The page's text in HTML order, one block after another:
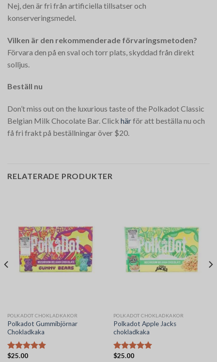
Nej, den är fri från artificiella tillsatser och
konserveringsmedel.
Vilken är den rekommenderade förvaringsmetoden?
Förvara den på en sval och torr plats, skyddad från direkt
solljus.
Beställ nu
Don’t miss out on the luxurious taste of the Polkadot Classic
Belgian Milk Chocolate Bar. Click härför att beställa nu och
få fri frakt på beställningar över $20.
RELATERADE PRODUKTER
POLKADOT CHOKLADKAKOR
Polkadot Gummibjörnar
Chokladkaka
Betygsatt
$25.00
POLKADOT CHOKLADKAKOR
Polkadot Apple Jacks
chokladkaka
Betygsatt
$25.00